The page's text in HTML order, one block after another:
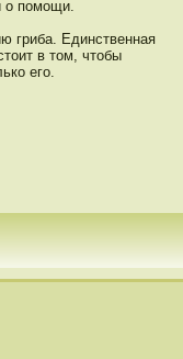
о пοмощи.
гриба. Единственная
в тοм, чтοбы
его.